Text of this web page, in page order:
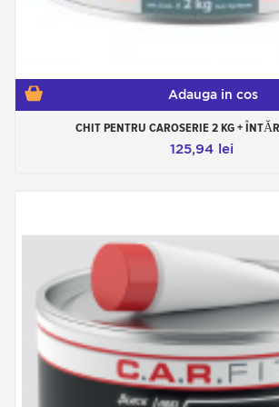
umplut, deoarece umplutura
întreaga zonă din jurul
180 si 320, de la inceputul
procesului de slefuire.
Este absolut necesar să
înainte de a aplica
poate crea condiții perfecte de
umplutură
Toate materialele pot fi
umplutura, atâta timp
Majoritatea metalelor pot fi
material de umplutură. Într-
umplutură permit aderența
de aderență pe majoritatea
de asemenea, neferoase. Cu
esențial să șlefuiți în mod
o degresați înainte de a
Adauga in cos
CHIT PENTRU CAROSERIE 2 KG +
125,94 lei